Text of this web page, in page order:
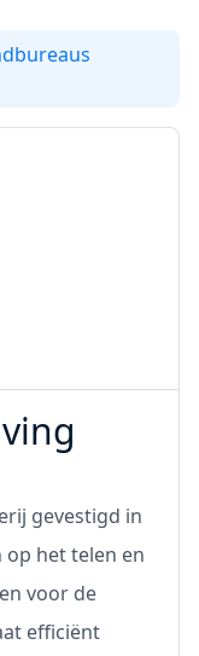
gevestigd in
het telen en
voor de
efficiënt